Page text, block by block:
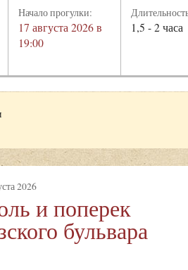
Начало прогулки:
17 августа 2026 в
19:00
1,5 - 2 часа
2026
и поперек
бульвара